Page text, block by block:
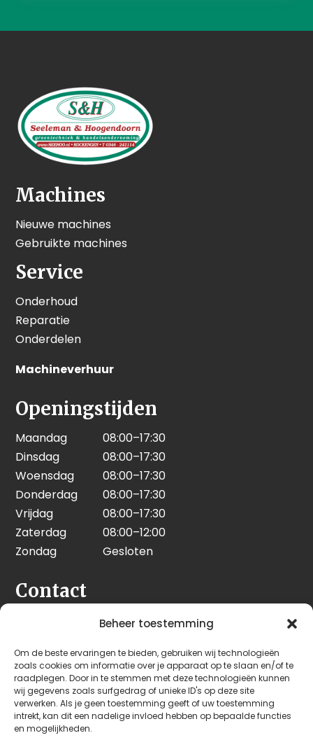
Beheer toestemming
Om de beste ervaringen te bieden, gebruiken wij technologieën
zoals cookies om informatie over je apparaat op te slaan en/of te
raadplegen. Door in te stemmen met deze technologieën kunnen
wij gegevens zoals surfgedrag of unieke ID's op deze site
verwerken. Als je geen toestemming geeft of uw toestemming
intrekt, kan dit een nadelige invloed hebben op bepaalde functies
en mogelijkheden.
Machines
Nieuwe machines
Gebruikte machines
Service
Onderhoud
Reparatie
Onderdelen
Machineverhuur
Openingstijden
Maandag
08:00–17:30
Dinsdag
08:00–17:30
Woensdag
08:00–17:30
Donderdag
08:00–17:30
Vrijdag
08:00–17:30
Zaterdag
08:00–12:00
Zondag
Gesloten
Contact
Seeleman & Hoogendoorn
3628 GD Kockengen
Nederland
+31 (0)346 242 114
info@seehoo.nl